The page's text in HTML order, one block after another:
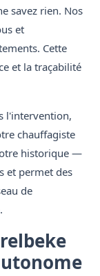
savez rien. Nos
et
Cette
et la traçabilité
l'intervention,
chauffagiste
historique —
et permet des
de